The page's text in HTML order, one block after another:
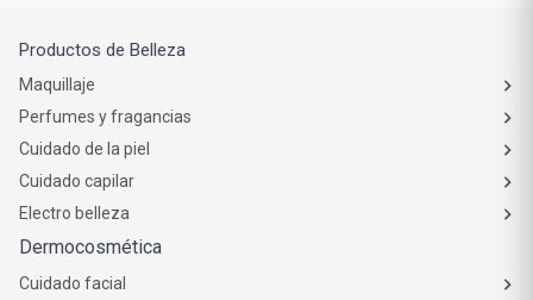
Productos de Belleza
Maquillaje
Perfumes y fragancias
Cuidado de la piel
Cuidado capilar
Electro belleza
Dermocosmética
Cuidado facial